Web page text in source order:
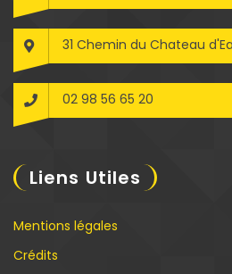
31 Chemin du Chateau
02 98 56 65 20
Liens Utiles
Mentions légales
Crédits